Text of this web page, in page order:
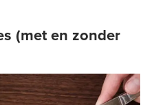
(met en zonder